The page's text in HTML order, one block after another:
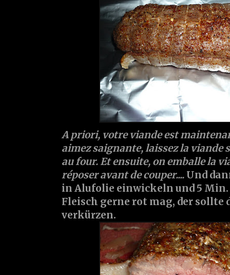
A priori, votre viande est
aimez saignante, laissez la viande
au four. Et ensuite, on emballe la
réposer avant de couper.... Und
in Alufolie einwickeln und 5 Min.
Fleisch gerne rot mag, der sollte
verkürzen.